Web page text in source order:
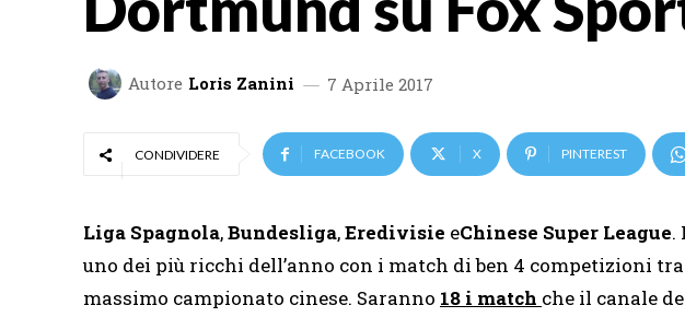
Autore Loris Zanini 7 Aprile 2017
CONDIVIDERE FACEBOOK X PINTEREST
Liga Spagnola,Bundesliga,Eredivisie eChinese Super League.
uno dei più ricchi dell’anno con i match di ben 4 competizioni
massimo campionato cinese. Saranno 18 i match che il canale